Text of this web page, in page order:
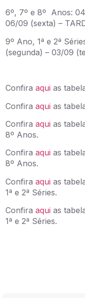
6º, 7º e 8º Anos:
06/09 (sexta) –
9º Ano, 1ª e 2ª
(segunda) – 03/09
Confiraaquias
Confiraaquias
Confiraaquias
8º Anos.
Confiraaquias
8º Anos.
Confiraaquias
1ª e 2ª Séries.
Confiraaquias
1ª e 2ª Séries.